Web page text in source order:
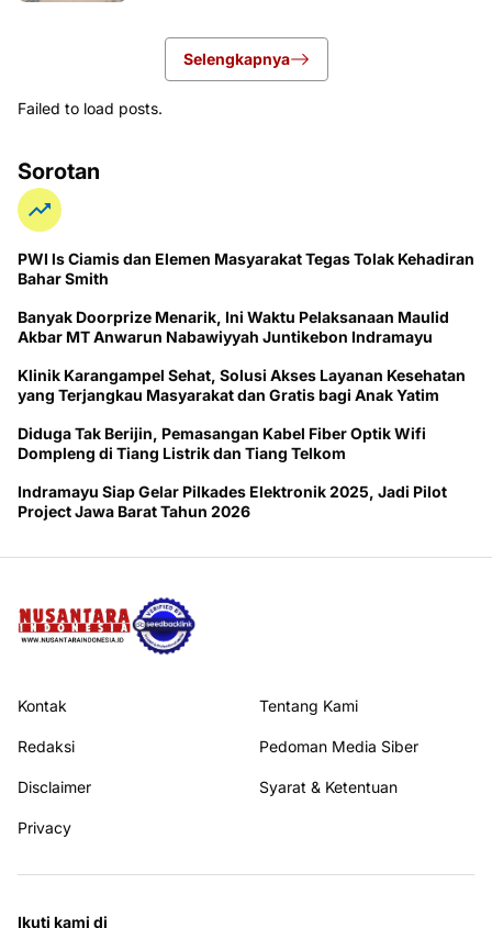
Selengkapnya
Failed to load posts.
Sorotan
PWI ls Ciamis dan Elemen Masyarakat Tegas Tolak Kehadiran
Bahar Smith
Banyak Doorprize Menarik, Ini Waktu Pelaksanaan Maulid
Akbar MT Anwarun Nabawiyyah Juntikebon Indramayu
Klinik Karangampel Sehat, Solusi Akses Layanan Kesehatan
yang Terjangkau Masyarakat dan Gratis bagi Anak Yatim
Diduga Tak Berijin, Pemasangan Kabel Fiber Optik Wifi
Dompleng di Tiang Listrik dan Tiang Telkom
Indramayu Siap Gelar Pilkades Elektronik 2025, Jadi Pilot
Project Jawa Barat Tahun 2026
Kontak Tentang Kami
Redaksi Pedoman Media Siber
Disclaimer Syarat & Ketentuan
Privacy
Ikuti kami di